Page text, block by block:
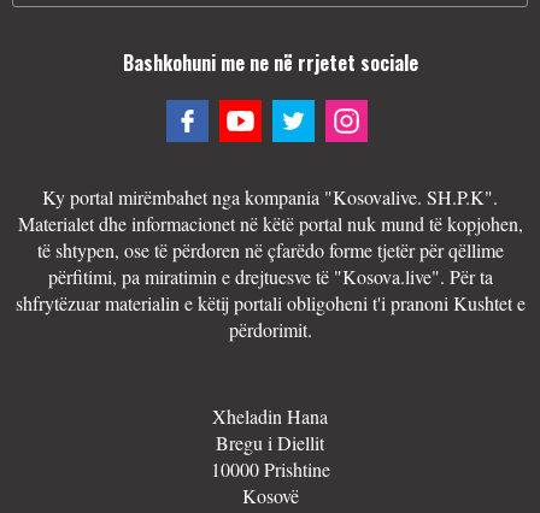
Bashkohuni me ne në rrjetet sociale
Ky portal mirëmbahet nga kompania "Kosovalive. SH.P.K".
Materialet dhe informacionet në këtë portal nuk mund të kopjohen,
të shtypen, ose të përdoren në çfarëdo forme tjetër për qëllime
përfitimi, pa miratimin e drejtuesve të "Kosova.live". Për ta
shfrytëzuar materialin e këtij portali obligoheni t'i pranoni Kushtet e
përdorimit.
Xheladin Hana
Bregu i Diellit
10000 Prishtine
Kosovë